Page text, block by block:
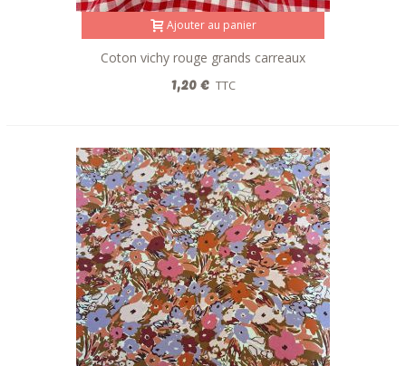
Ajouter au panier
Coton vichy rouge grands carreaux
1,20 € TTC